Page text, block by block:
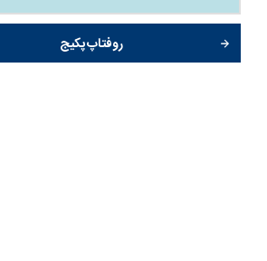
روفتاپ پکیج